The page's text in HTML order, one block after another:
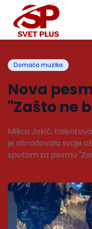
Domaća muzika
Nova
"Zašto ne
Milica Jokić,
je obradovala svoje
spotom za pesmu